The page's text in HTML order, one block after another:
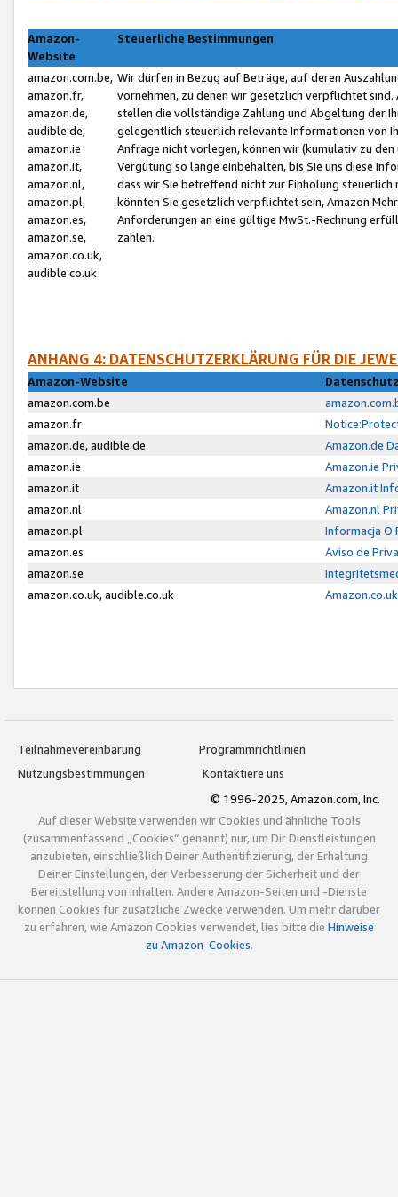
Amazon-
Website
Steuerliche Bestimmungen
amazon.com.be,
amazon.fr,
amazon.de,
audible.de,
amazon.ie
amazon.it,
amazon.nl,
amazon.pl,
amazon.es,
amazon.se,
amazon.co.uk,
audible.co.uk
Wir dürfen in Bezug auf Beträge, auf deren
vornehmen, zu denen wir gesetzlich verpflichtet
stellen die vollständige Zahlung und Abgeltung der
gelegentlich steuerlich relevante Informationen von
Anfrage nicht vorlegen, können wir (kumulativ zu
Vergütung so lange einbehalten, bis Sie uns diese
dass wir Sie betreffend nicht zur Einholung
könnten Sie gesetzlich verpflichtet sein, Amazon
Anforderungen an eine gültige MwSt.-Rechnung
zahlen.
ANHANG 4: DATENSCHUTZERKLÄRUNG FÜR DIE
Amazon-Website
amazon.com.be
amazon.fr
amazon.de, audible.de
Amazon.de
amazon.ie
Amazon.ie
amazon.it
Amazon.it
amazon.nl
Amazon.nl
amazon.pl
Informacja O
amazon.es
Aviso de
amazon.se
amazon.co.uk, audible.co.uk
Teilnahmevereinbarung
Programmrichtlinien
Nutzungsbestimmungen
Kontaktiere uns
© 1996-2025, Amazon.com, Inc.
Auf dieser Website verwenden wir Cookies und ähnliche Tools
(zusammenfassend „Cookies“ genannt) nur, um Dir Dienstleistungen
anzubieten, einschließlich Deiner Authentifizierung, der Erhaltung
Deiner Einstellungen, der Verbesserung der Sicherheit und der
Bereitstellung von Inhalten. Andere Amazon-Seiten und -Dienste
können Cookies für zusätzliche Zwecke verwenden. Um mehr darüber
zu erfahren, wie Amazon Cookies verwendet, lies bitte die Hinweise
zu Amazon-Cookies.